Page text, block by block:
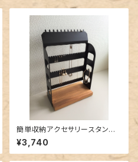
簡単収納アクセサリースタン
ド ～black Condominium
～
¥3,740